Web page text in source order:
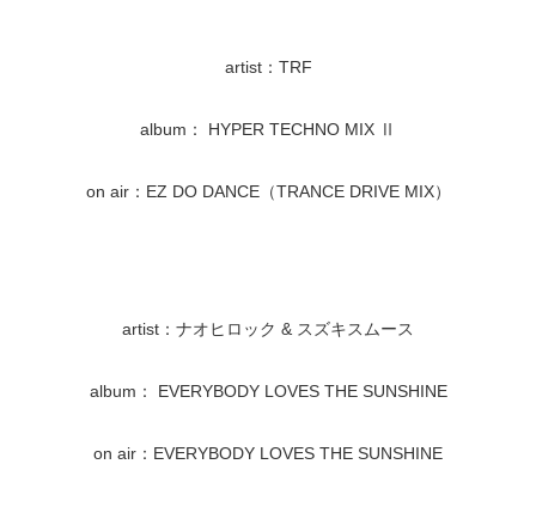
artist：TRF
album： HYPER TECHNO MIX Ⅱ
on air：EZ DO DANCE（TRANCE DRIVE MIX）
artist：ナオヒロック & スズキスムース
album： EVERYBODY LOVES THE SUNSHINE
on air：EVERYBODY LOVES THE SUNSHINE